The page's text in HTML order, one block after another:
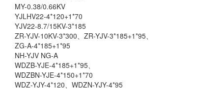
MY-0.38/0.66KV
YJLHV22-4*120+1*70
YJV22-8.7/15KV-3*185
ZR-YJV-10KV-3*300、ZR-YJV-3*185+1*95、
ZG-A-4*185+1*95
NH-YJV NG-A
WDZB-YJE-4*185+1*95、
WDZBN-YJE-4*150+1*70
WDZ-YJY-4*120、WDZN-YJY-4*95